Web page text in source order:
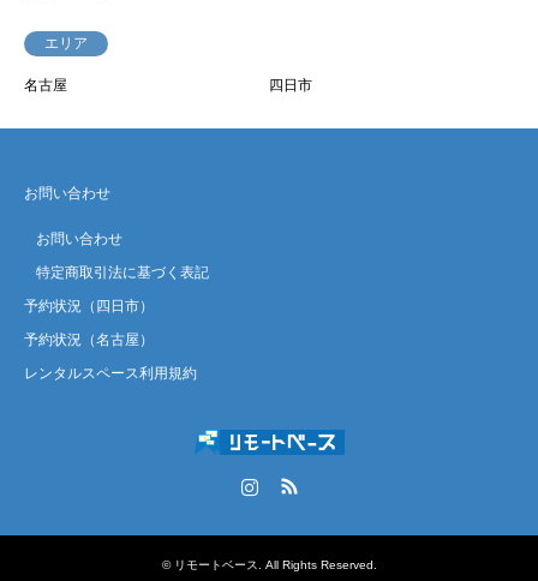
エリア
名古屋 四日市
お問い合わせ
お問い合わせ
特定商取引法に基づく表記
予約状況（四日市）
予約状況（名古屋）
レンタルスペース利用規約
© リモートベース . All Rights Reserved.